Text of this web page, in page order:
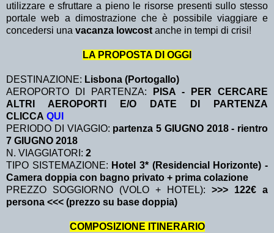
utilizzare e sfruttare a pieno le risorse presenti sullo stesso
portale web a dimostrazione che è possibile viaggiare e
concedersi una vacanza lowcost anche in tempi di crisi!
LA PROPOSTA DI OGGI
DESTINAZIONE: Lisbona (Portogallo)
AEROPORTO DI PARTENZA:
PISA - PER CERCARE
ALTRI AEROPORTI E/O DATE DI PARTENZA
CLICCA QUI
PERIODO DI VIAGGIO: partenza 5 GIUGNO 2018- rientro
7 GIUGNO 2018
N. VIAGGIATORI: 2
TIPO SISTEMAZIONE: Hotel 3* (Residencial Horizonte) -
Camera doppia con bagno privato + prima colazione
PREZZO SOGGIORNO (VOLO + HOTEL): >>> 122€ a
persona <<< (prezzo su base doppia)
COMPOSIZIONE ITINERARIO